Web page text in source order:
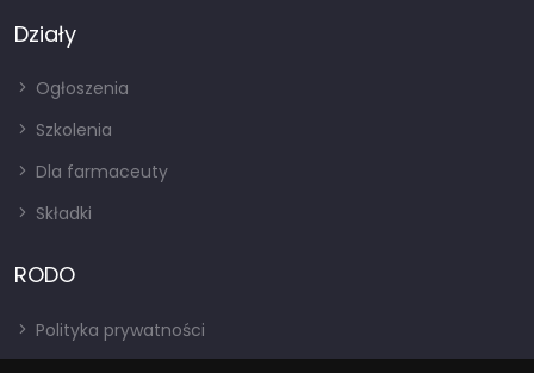
Działy
Ogłoszenia
Szkolenia
Dla farmaceuty
Składki
RODO
Polityka prywatności